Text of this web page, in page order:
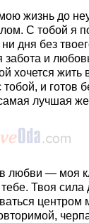
жизнь до
С тобой я
дня без
и
хочется жить
и готов
лучшая
любви — моя
Твоя сила
центром